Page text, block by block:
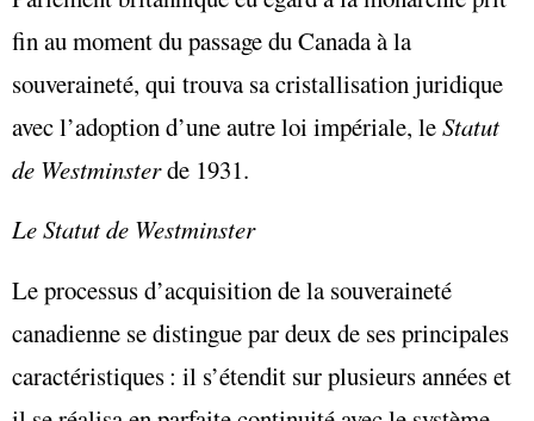
fin au moment du passage du Canada à la
souveraineté, qui trouva sa cristallisation juridique
avec l’adoption d’une autre loi impériale, leStatut
de Westminsterde 1931.
Le Statut de Westminster
Le processus d’acquisition de la souveraineté
canadienne se distingue par deux de ses principales
caractéristiques : il s’étendit sur plusieurs années et